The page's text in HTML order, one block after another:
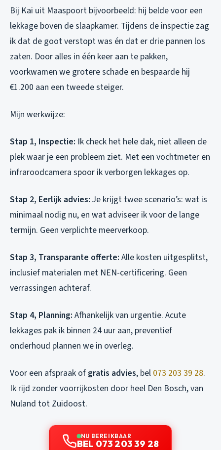
Bij Kai uit Maaspoort bijvoorbeeld: hij belde voor een
lekkage boven de slaapkamer. Tijdens de inspectie zag
ik dat de goot verstopt was én dat er drie pannen los
zaten. Door alles in één keer aan te pakken,
voorkwamen we grotere schade en bespaarde hij
€1.200 aan een tweede steiger.
Mijn werkwijze:
Stap 1, Inspectie: Ik check het hele dak, niet alleen de
plek waar je een probleem ziet. Met een vochtmeter en
infraroodcamera spoor ik verborgen lekkages op.
Stap 2, Eerlijk advies: Je krijgt twee scenario’s: wat is
minimaal nodig nu, en wat adviseer ik voor de lange
termijn. Geen verplichte meerverkoop.
Stap 3, Transparante offerte: Alle kosten uitgesplitst,
inclusief materialen met NEN-certificering. Geen
verrassingen achteraf.
Stap 4, Planning: Afhankelijk van urgentie. Acute
lekkages pak ik binnen 24 uur aan, preventief
onderhoud plannen we in overleg.
Voor een afspraak of gratis advies, bel 073 203 39 28.
Ik rijd zonder voorrijkosten door heel Den Bosch, van
Nuland tot Zuidoost.
NU BEREIKBAAR
BEL 073 203 39 28